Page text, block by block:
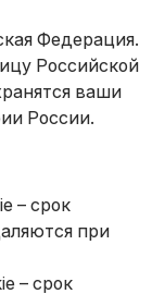
Федерация.
Российской
ваши
России.
– срок
при
– срок